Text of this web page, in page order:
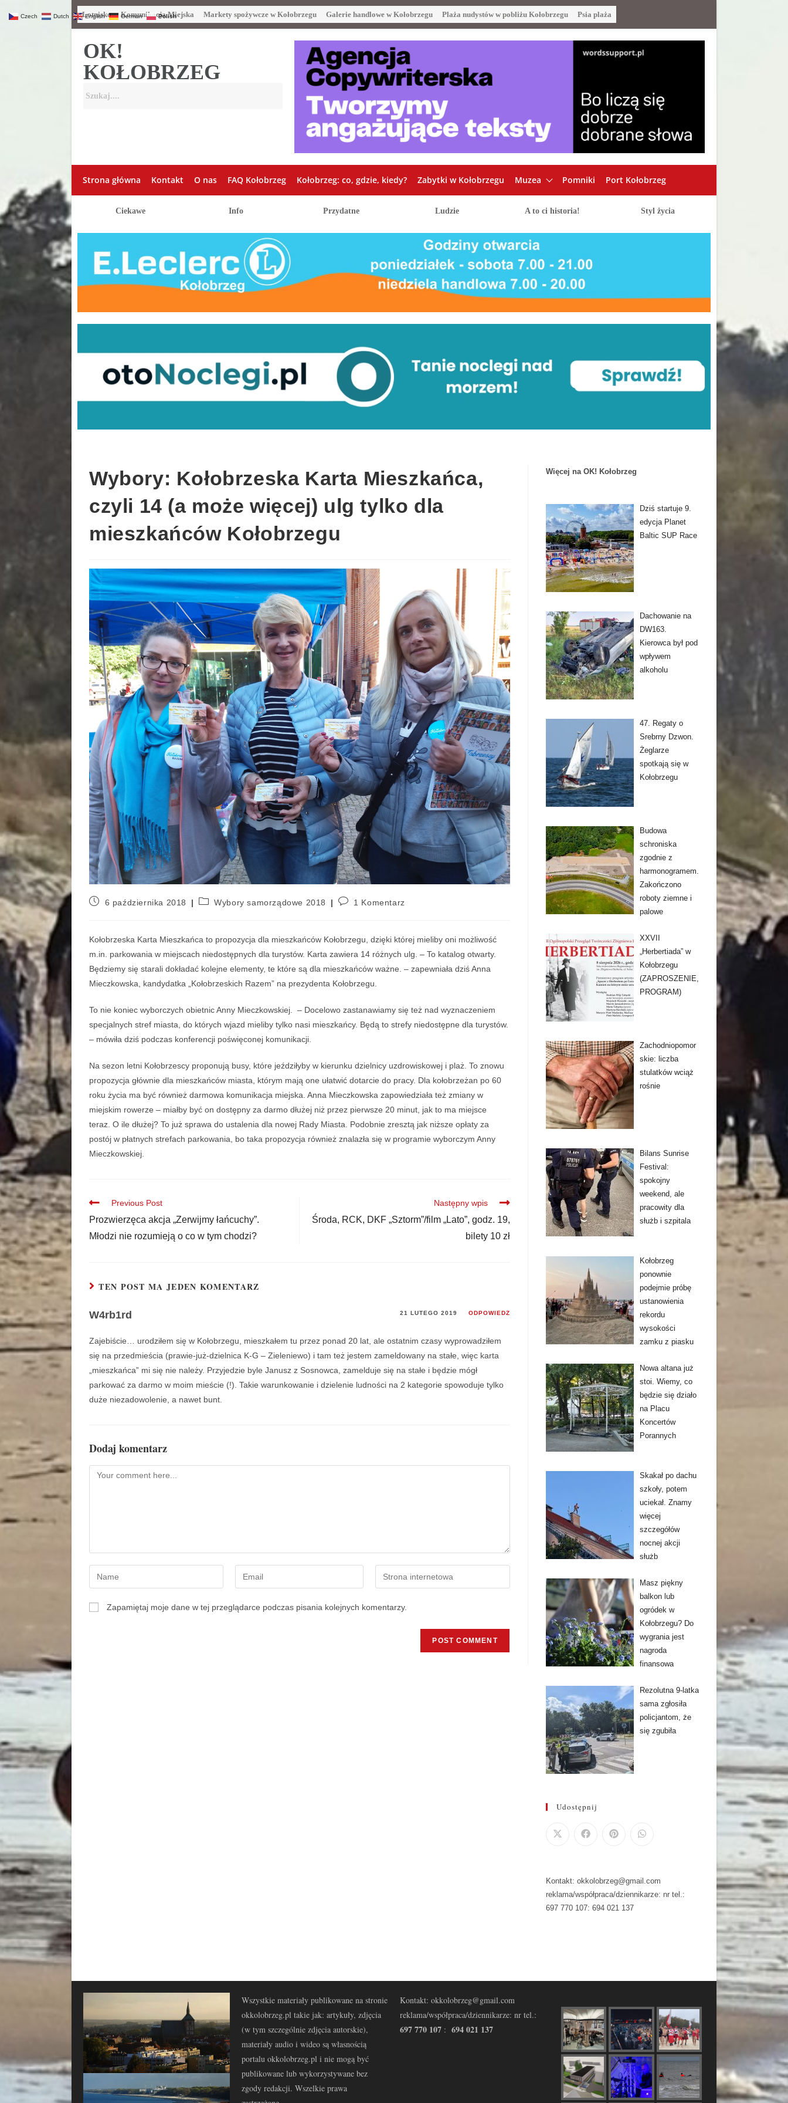
Lotnisko Komunikacja Miejska Markety spożywcze w Kołobrzegu Galerie handlowe w Kołobrzegu Plaża nudystów w pobliżu Kołobrzegu Psia plaża
OK!
KOŁOBRZEG
Strona główna Kontakt O nas FAQ Kołobrzeg Kołobrzeg: co, gdzie, kiedy? Zabytki w Kołobrzegu Muzea Pomniki Port Kołobrzeg
Ciekawe Info Przydatne Ludzie A to ci historia! Styl życia
Wybory: Kołobrzeska Karta Mieszkańca,
czyli 14 (a może więcej) ulg tylko dla
mieszkańców Kołobrzegu
6 października 2018 Wybory samorządowe 2018 1 Komentarz
Kołobrzeska Karta Mieszkańca to propozycja dla mieszkańców Kołobrzegu, dzięki której mieliby oni możliwość
m.in. parkowania w miejscach niedostępnych dla turystów. Karta zawiera 14 różnych ulg. – To katalog otwarty.
Będziemy się starali dokładać kolejne elementy, te które są dla mieszkańców ważne. – zapewniała dziś Anna
Mieczkowska, kandydatka „Kołobrzeskich Razem” na prezydenta Kołobrzegu.
To nie koniec wyborczych obietnic Anny Mieczkowskiej. – Docelowo zastanawiamy się też nad wyznaczeniem
specjalnych stref miasta, do których wjazd mieliby tylko nasi mieszkańcy. Będą to strefy niedostępne dla turystów.
– mówiła dziś podczas konferencji poświęconej komunikacji.
Na sezon letni Kołobrzescy proponują busy, które jeździłyby w kierunku dzielnicy uzdrowiskowej i plaż. To znowu
propozycja głównie dla mieszkańców miasta, którym mają one ułatwić dotarcie do pracy. Dla kołobrzeżan po 60
roku życia ma być również darmowa komunikacja miejska. Anna Mieczkowska zapowiedziała też zmiany w
miejskim rowerze – miałby być on dostępny za darmo dłużej niż przez pierwsze 20 minut, jak to ma miejsce
teraz. O ile dłużej? To już sprawa do ustalenia dla nowej Rady Miasta. Podobnie zresztą jak niższe opłaty za
postój w płatnych strefach parkowania, bo taka propozycja również znalazła się w programie wyborczym Anny
Mieczkowskiej.
Previous Post
Prozwierzęca akcja „Zerwijmy łańcuchy”.
Młodzi nie rozumieją o co w tym chodzi?
Następny wpis
Środa, RCK, DKF „Sztorm”/film „Lato”, godz. 19,
bilety 10 zł
TEN POST MA JEDEN KOMENTARZ
W4rb1rd 21 LUTEGO 2019 ODPOWIEDZ
Zajebiście… urodziłem się w Kołobrzegu, mieszkałem tu przez ponad 20 lat, ale ostatnim czasy wyprowadziłem
się na przedmieścia (prawie-już-dzielnica K-G – Zieleniewo) i tam też jestem zameldowany na stałe, więc karta
„mieszkańca” mi się nie należy. Przyjedzie byle Janusz z Sosnowca, zamelduje się na stałe i będzie mógł
parkować za darmo w moim mieście (!). Takie warunkowanie i dzielenie ludności na 2 kategorie spowoduje tylko
duże niezadowolenie, a nawet bunt.
Dodaj komentarz
Zapamiętaj moje dane w tej przeglądarce podczas pisania kolejnych komentarzy.
Więcej na OK! Kołobrzeg
Dziś startuje 9.
edycja Planet
Baltic SUP Race
Dachowanie na
DW163.
Kierowca był pod
wpływem
alkoholu
47. Regaty o
Srebrny Dzwon.
Żeglarze
spotkają się w
Kołobrzegu
Budowa
schroniska
zgodnie z
harmonogramem.
Zakończono
roboty ziemne i
palowe
XXVII
„Herbertiada” w
Kołobrzegu
(ZAPROSZENIE,
PROGRAM)
Zachodniopomor
skie: liczba
stulatków wciąż
rośnie
Bilans Sunrise
Festival:
spokojny
weekend, ale
pracowity dla
służb i szpitala
Kołobrzeg
ponownie
podejmie próbę
ustanowienia
rekordu
wysokości
zamku z piasku
Nowa altana już
stoi. Wiemy, co
będzie się działo
na Placu
Koncertów
Porannych
Skakał po dachu
szkoły, potem
uciekał. Znamy
więcej
szczegółów
nocnej akcji
służb
Masz piękny
balkon lub
ogródek w
Kołobrzegu? Do
wygrania jest
nagroda
finansowa
Rezolutna 9-latka
sama zgłosiła
policjantom, że
się zgubiła
Udostępnij
Kontakt: okkolobrzeg@gmail.com
reklama/współpraca/dziennikarze: nr tel.:
697 770 107: 694 021 137
Wszystkie materiały publikowane na stronie
okkolobrzeg.pl takie jak: artykuły, zdjęcia
(w tym szczególnie zdjęcia autorskie),
materiały audio i wideo są własnością
portalu okkolobrzeg.pl i nie mogą być
publikowane lub wykorzystywane bez
zgody redakcji. Wszelkie prawa
Kontakt: okkolobrzeg@gmail.com
reklama/współpraca/dziennikarze: nr tel.:
697 770 107 : 694 021 137
Czech Dutch English German Polish